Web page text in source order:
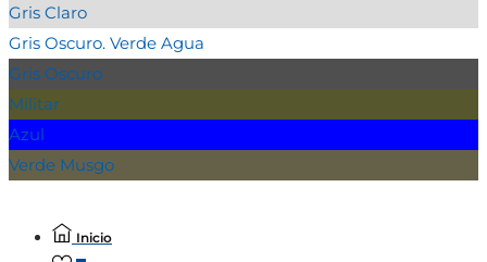
Gris Claro
Gris Oscuro. Verde Agua
Gris Oscuro
Militar
Azul
Verde Musgo
Inicio